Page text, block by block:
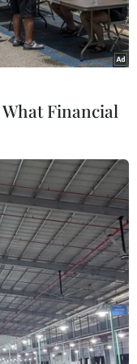
nhiễm COVID-19 tại
TTXVN)
Cov-2 lây
nhân nhập
ngày càng tăng
Financial